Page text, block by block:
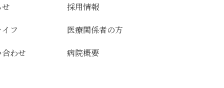
フ
わせ
採用情報
医療関係者の方
病院概要